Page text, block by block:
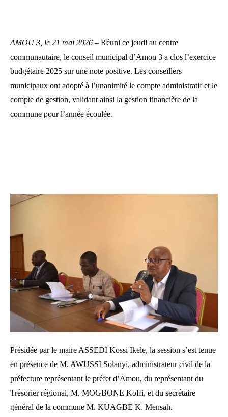
AMOU 3, le 21 mai 2026 – Réuni ce jeudi au centre
communautaire, le conseil municipal d’Amou 3 a clos l’exercice
budgétaire 2025 sur une note positive. Les conseillers
municipaux ont adopté à l’unanimité le compte administratif et le
compte de gestion, validant ainsi la gestion financière de la
commune pour l’année écoulée.
Présidée par le maire ASSEDI Kossi Ikele, la session s’est tenue
en présence de M. AWUSSI Solanyi, administrateur civil de la
préfecture représentant le préfet d’Amou, du représentant du
Trésorier régional, M. MOGBONE Koffi, et du secrétaire
général de la commune M. KUAGBE K. Mensah.